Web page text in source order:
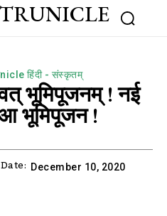
TRUNICLE
हिंदी - संस्कृतम्
भूमिपूजनम् ! नई
भूमिपूजन !
Date: December 10, 2020